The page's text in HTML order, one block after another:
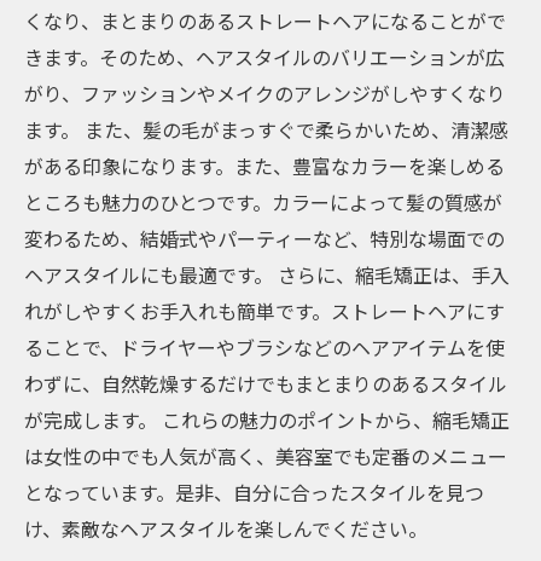
くなり、まとまりのあるストレートヘアになることがで
きます。そのため、ヘアスタイルのバリエーションが広
がり、ファッションやメイクのアレンジがしやすくなり
ます。 また、髪の毛がまっすぐで柔らかいため、清潔感
がある印象になります。また、豊富なカラーを楽しめる
ところも魅力のひとつです。カラーによって髪の質感が
変わるため、結婚式やパーティーなど、特別な場面での
ヘアスタイルにも最適です。 さらに、縮毛矯正は、手入
れがしやすくお手入れも簡単です。ストレートヘアにす
ることで、ドライヤーやブラシなどのヘアアイテムを使
わずに、自然乾燥するだけでもまとまりのあるスタイル
が完成します。 これらの魅力のポイントから、縮毛矯正
は女性の中でも人気が高く、美容室でも定番のメニュー
となっています。是非、自分に合ったスタイルを見つ
け、素敵なヘアスタイルを楽しんでください。